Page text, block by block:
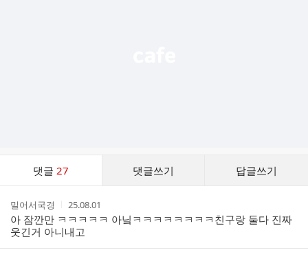
댓글 27 댓글쓰기 답글쓰기
트
작
성
자
밀어서국경
작
성
시
간
25.08.01
아 잠깐만 ㅋㅋㅋㅋㅋ 아닠ㅋㅋㅋㅋㅋㅋㅋㅋ친구랑 둘다 진짜
웃긴거 아니내고